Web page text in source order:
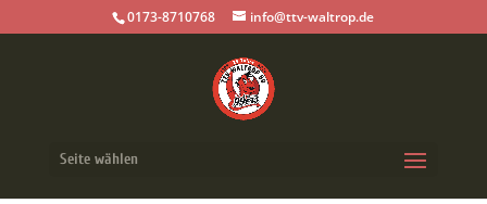
0173-8710768 info@ttv-waltrop.de
Seite wählen